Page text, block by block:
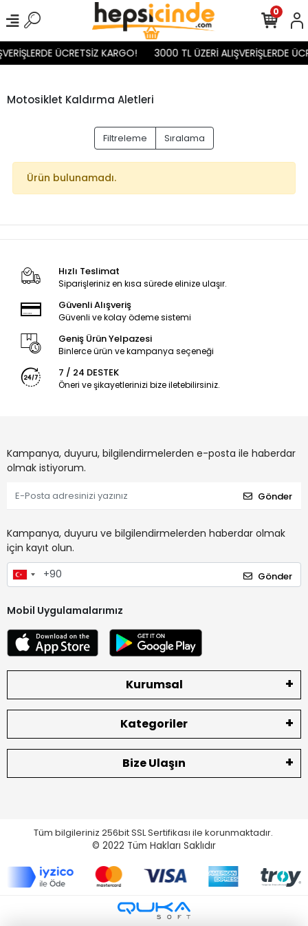
ÜCRETSİZ KARGO! 3000 TL ÜZERİ ALIŞVERİŞLERDE
0
Motosiklet Kaldırma Aletleri
Filtreleme Sıralama
Ürün bulunamadı.
Hızlı Teslimat
Siparişleriniz en kısa sürede elinize ulaşır.
Güvenli Alışveriş
Güvenli ve kolay ödeme sistemi
Geniş Ürün Yelpazesi
Binlerce ürün ve kampanya seçeneği
7 / 24 DESTEK
Öneri ve şikayetlerinizi bize iletebilirsiniz.
Kampanya, duyuru, bilgilendirmelerden e-posta ile haberdar
olmak istiyorum.
Gönder
Kampanya, duyuru ve bilgilendirmelerden haberdar olmak
için kayıt olun.
Gönder
Mobil Uygulamalarımız
Kurumsal
Kategoriler
Bize Ulaşın
Tüm bilgileriniz 256bit SSL Sertifikası ile korunmaktadır.
© 2022 Tüm Hakları Saklıdır